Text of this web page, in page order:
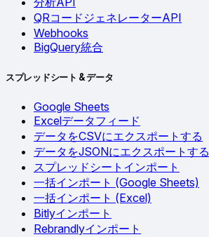
QRコードジェネレーターAPI
Webhooks
BigQuery統合
スプレッドシート & データ
Google Sheets
Excelデータフィード
データをCSVにエクスポートする
データをJSONにエクスポートする
スプレッドシートインポート
一括インポート (Google Sheets)
一括インポート (Excel)
Bitlyインポート
Rebrandlyインポート